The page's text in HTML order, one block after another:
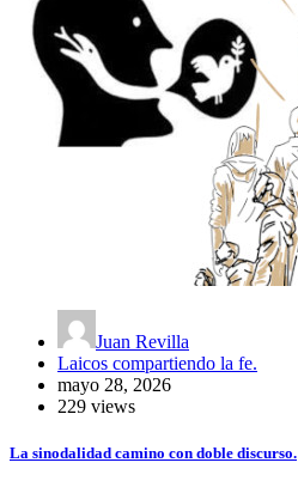
Juan Revilla
Laicos compartiendo la fe.
mayo 28, 2026
229 views
La sinodalidad camino con doble discurso.